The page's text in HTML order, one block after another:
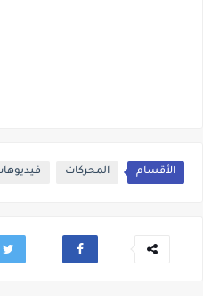
الأقسام المحركات